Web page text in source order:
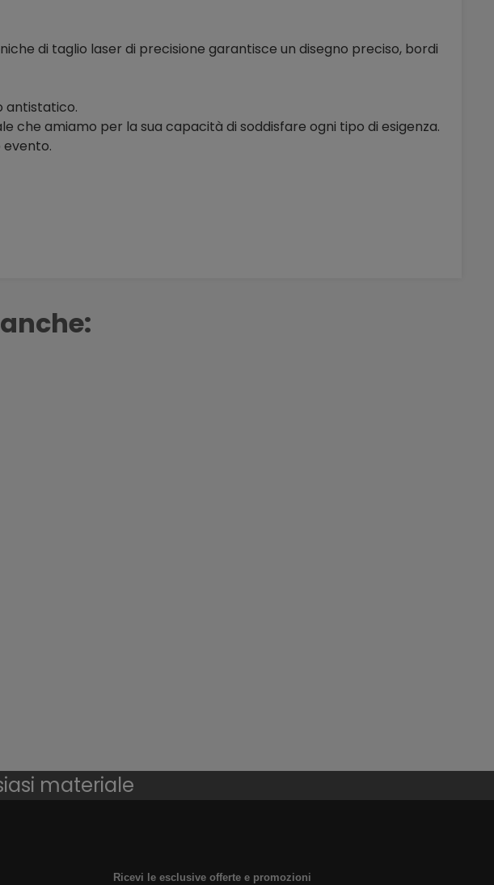
di taglio laser di precisione garantisce un disegno preciso, bordi
antistatico.
che amiamo per la sua capacità di soddisfare ogni tipo di esigenza.
evento.
materiale
Ricevi le esclusive offerte e promozioni